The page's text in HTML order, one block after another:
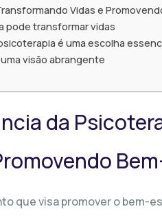
Vidas e
pode transformar vidas
é uma escolha
visão abrangente
da
que visa promover o bem-